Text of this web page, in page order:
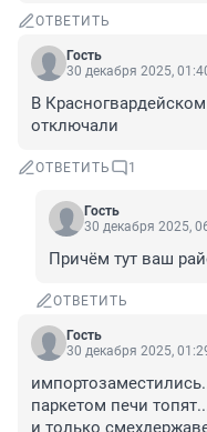
ОТВЕТИТЬ
Гость
30 декабря 2025,
В
отключали
ОТВЕТИТЬ 1
Гость
30 декабря 2025,
Причём тут ваш
ОТВЕТИТЬ
Гость
30 декабря 2025,
паркетом печи
и только